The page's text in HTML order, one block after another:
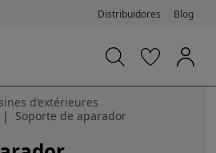
Distribuidores Blog
d’extérieures
Soporte de aparador